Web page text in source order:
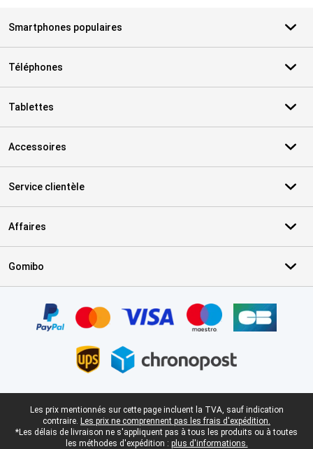
Smartphones populaires
Téléphones
Tablettes
Accessoires
Service clientèle
Affaires
Gomibo
Pied-de-page légal
Les prix mentionnés sur cette page incluent la TVA, sauf indication
contraire. Les prix ne comprennent pas les frais d'expédition.
*Les délais de livraison ne s'appliquent pas à tous les produits ou à toutes
les méthodes d'expédition : plus d'informations.